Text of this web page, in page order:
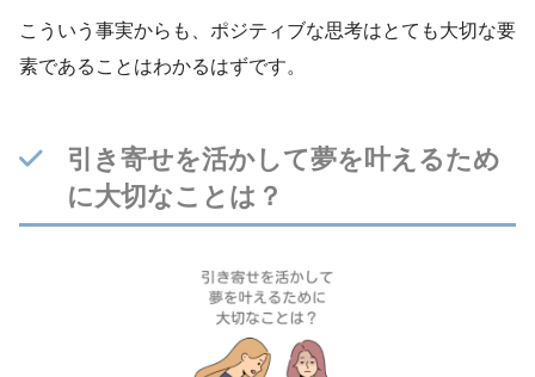
こういう事実からも、ポジティブな思考はとても大切な要
素であることはわかるはずです。
引き寄せを活かして夢を叶えるため
に大切なことは？